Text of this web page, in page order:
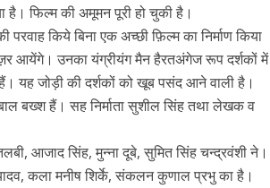
और भोपाल में हुई पूरी”
है। फिल्म की अमूमन पूरी हो चुकी है।
किये बिना एक अच्छी फ़िल्म का निर्माण किया
आयेंगे। उनका यंग्रीयंग मैन हैरतअंगेज रूप दर्शकों में
यह जोड़ी की दर्शकों को खूब पसंद आने वाली है।
बख्श हैं। सह निर्माता सुशील सिंह तथा लेखक व
आजाद सिंह, मुन्ना दूबे, सुमित सिंह चन्द्रवंशी ने।
कला मनीष शिर्के, संकलन कुणाल प्रभु का है।